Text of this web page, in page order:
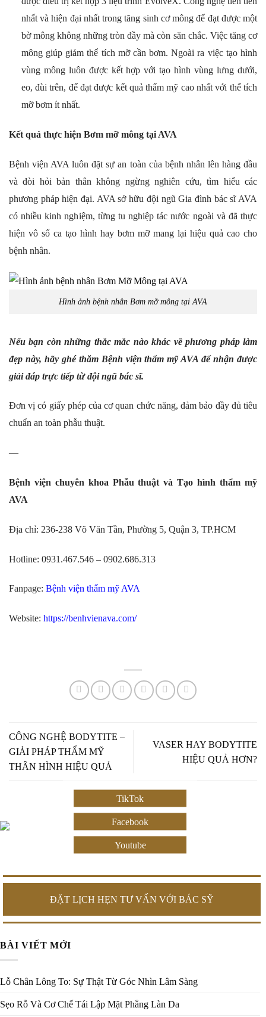
nhất và hiện đại nhất trong tăng sinh cơ mông để đạt được một
bờ mông không những tròn đầy mà còn săn chắc. Việc tăng cơ
mông giúp giảm thể tích mỡ cần bơm. Ngoài ra việc tạo hình
vùng mông luôn được kết hợp với tạo hình vùng lưng dưới,
eo, đùi trên, để đạt được kết quả thẩm mỹ cao nhất với thể tích
mỡ bơm ít nhất.
Kết quả thực hiện Bơm mỡ mông tại AVA
Bệnh viện AVA luôn đặt sự an toàn của bệnh nhân lên hàng đầu
và đòi hỏi bản thân không ngừng nghiên cứu, tìm hiểu các
phương pháp hiện đại. AVA sở hữu đội ngũ Gia đình bác sĩ AVA
có nhiều kinh nghiệm, từng tu nghiệp tác nước ngoài và đã thực
hiện vô số ca tạo hình hay bơm mỡ mang lại hiệu quả cao cho
bệnh nhân.
Hình ảnh bệnh nhân Bơm mỡ mông tại AVA
Nếu bạn còn những thắc mắc nào khác về phương pháp làm
đẹp này, hãy ghé thăm Bệnh viện thẩm mỹ AVA để nhận được
giải đáp trực tiếp từ đội ngũ bác sĩ.
Đơn vị có giấy phép của cơ quan chức năng, đảm bảo đầy đủ tiêu
chuẩn an toàn phẫu thuật.
—
Bệnh viện chuyên khoa Phẫu thuật và Tạo hình thẩm mỹ
AVA
Địa chỉ: 236-238 Võ Văn Tần, Phường 5, Quận 3, TP.HCM
Hotline: 0931.467.546 – 0902.686.313
Fanpage: Bệnh viện thẩm mỹ AVA
Website: https://benhvienava.com/
CÔNG NGHỆ BODYTITE –
GIẢI PHÁP THẨM MỸ
THÂN HÌNH HIỆU QUẢ
VASER HAY BODYTITE
HIỆU QUẢ HƠN?
TikTok
Facebook
Youtube
ĐẶT LỊCH HẸN TƯ VẤN VỚI BÁC SỸ
BÀI VIẾT MỚI
Lỗ Chân Lông To: Sự Thật Từ Góc Nhìn Lâm Sàng
Sẹo Rỗ Và Cơ Chế Tái Lập Mặt Phẳng Làn Da